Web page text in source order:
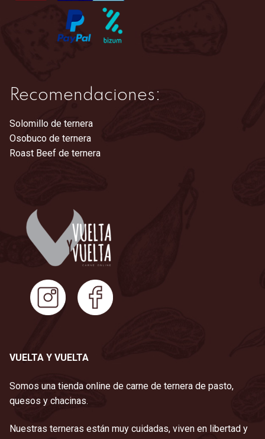
Recomendaciones:
Solomillo de ternera
Osobuco de ternera
Roast Beef de ternera
VUELTA Y VUELTA
Somos una tienda online de carne de ternera de pasto,
quesos y chacinas.
Nuestras terneras están muy cuidadas, viven en libertad y